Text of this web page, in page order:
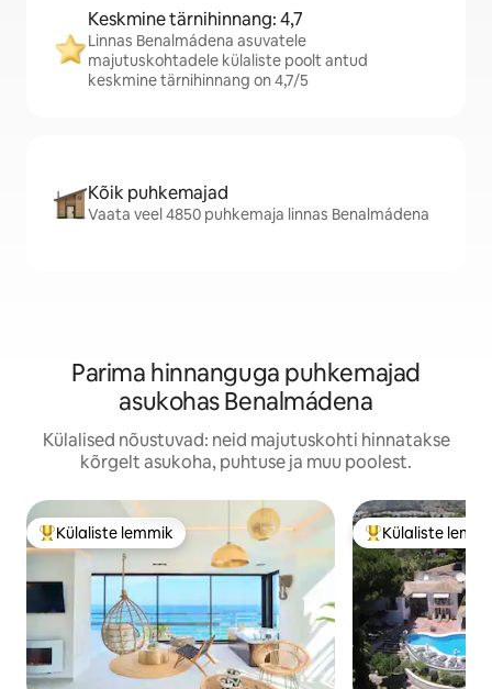
Keskmine tärnihinnang: 4,7
Linnas Benalmádena asuvatele
majutuskohtadele külaliste poolt antud
keskmine tärnihinnang on 4,7/5
Kõik puhkemajad
Vaata veel 4850 puhkemaja linnas Benalmádena
Parima hinnanguga puhkemajad
asukohas Benalmádena
Külalised nõustuvad: neid majutuskohti hinnatakse
kõrgelt asukoha, puhtuse ja muu poolest.
Külaliste suur lemmik
Külaliste lemmik Külaliste suur
Külaliste